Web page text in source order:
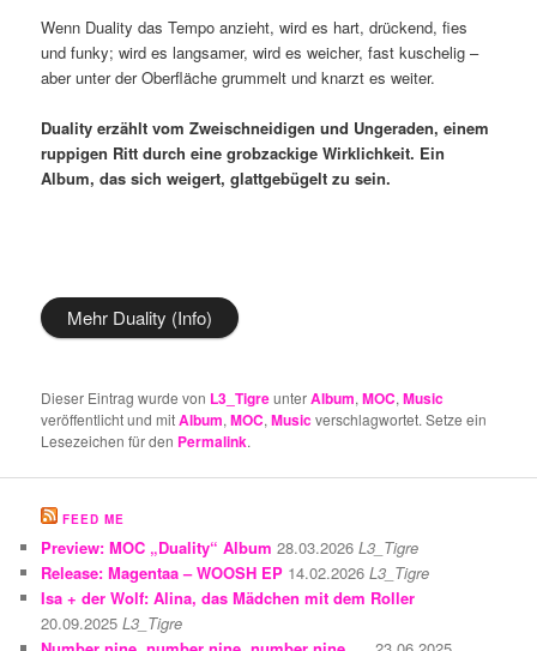
Wenn Duality das Tempo anzieht, wird es hart, drückend, fies
und funky; wird es langsamer, wird es weicher, fast kuschelig –
aber unter der Oberfläche grummelt und knarzt es weiter.
Duality erzählt vom Zweischneidigen und Ungeraden, einem
ruppigen Ritt durch eine grobzackige Wirklichkeit. Ein
Album, das sich weigert, glattgebügelt zu sein.
Mehr Duality (Info)
Dieser Eintrag wurde von L3_TigreunterAlbum,MOC,Music
veröffentlicht und mitAlbum,MOC,Musicverschlagwortet. Setze ein
Lesezeichen für den Permalink.
FEED ME
Preview: MOC „Duality“ Album 28.03.2026 L3_Tigre
Release: Magentaa – WOOSH EP 14.02.2026 L3_Tigre
Isa + der Wolf: Alina, das Mädchen mit dem Roller
20.09.2025 L3_Tigre